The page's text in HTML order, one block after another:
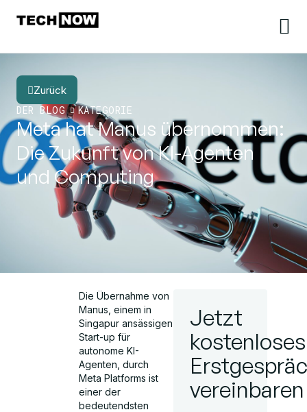
Zurück
DER BLOG
KATEGORIE
Meta hat Manus übernommen:
Die Zukunft von KI-Agenten
und Computing
Die Übernahme von
Manus, einem in
Singapur ansässigen
Start-up für
autonome KI-
Agenten, durch
Meta Platforms ist
einer der
bedeutendsten
Jetzt
kostenloses
vereinbaren